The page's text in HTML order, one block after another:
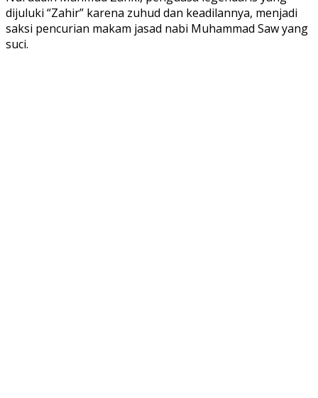
dijuluki “Zahir” karena zuhud dan keadilannya, menjadi
saksi pencurian makam jasad nabi Muhammad Saw yang
suci.